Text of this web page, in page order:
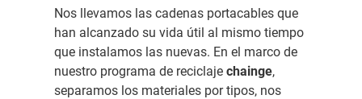
Nos llevamos las cadenas portacables que
han alcanzado su vida útil al mismo tiempo
que instalamos las nuevas. En el marco de
nuestro programa de reciclaje chainge,
separamos los materiales por tipos, nos